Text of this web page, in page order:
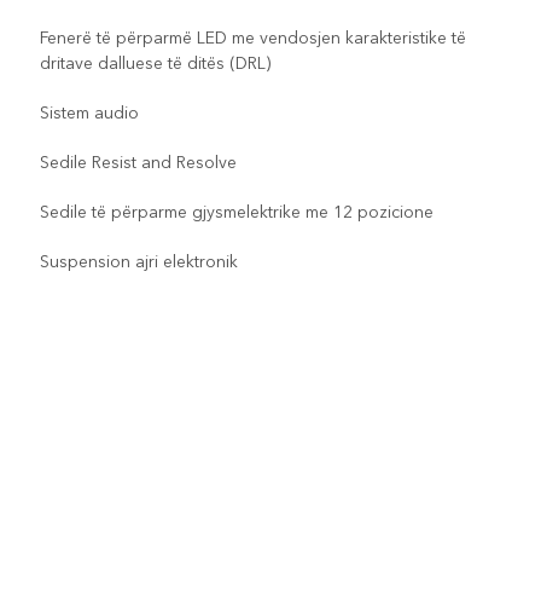
Fenerë të përparmë LED me vendosjen karakteristike të
dritave dalluese të ditës (DRL)
Sistem audio
Sedile Resist and Resolve
Sedile të përparme gjysmelektrike me 12 pozicione
Suspension ajri elektronik